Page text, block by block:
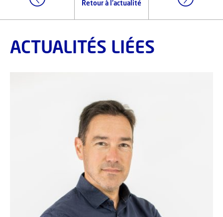
Retour à l'actualité
ACTUALITÉS LIÉES